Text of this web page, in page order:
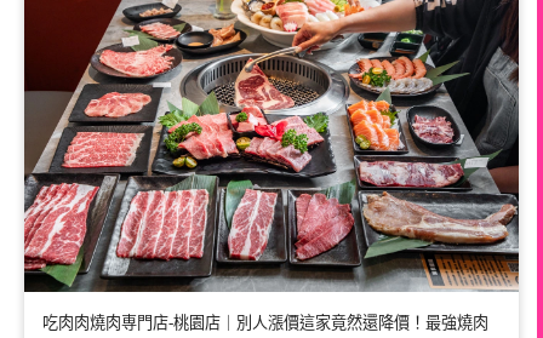
吃肉肉燒肉専門店-桃園店｜別人漲價這家竟然還降價！最強燒肉